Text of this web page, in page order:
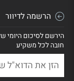
הרשמה לדיוור
הירשם לסיכום היומי
חובה לכל משקיע